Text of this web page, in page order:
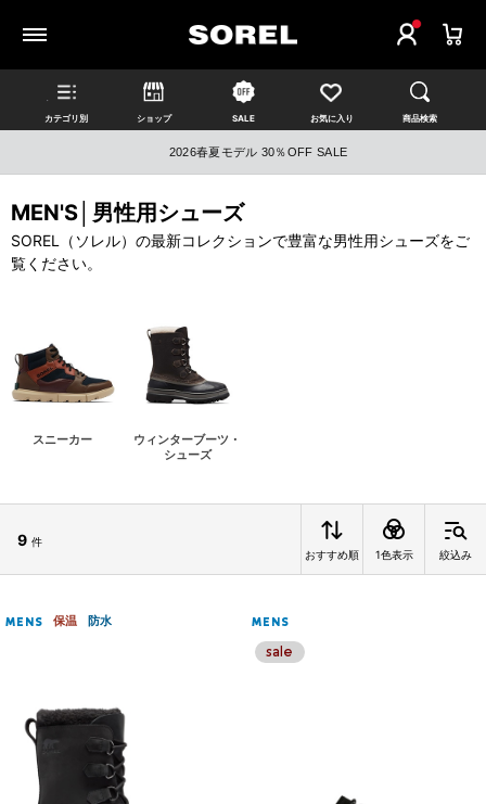
カテゴリ別 ショップ SALE お気に入り 商品検索
2026春夏モデル 30％OFF SALE
MEN'S│男性用シューズ
SOREL（ソレル）の最新コレクションで豊富な男性用シューズをご
覧ください。
スニーカー
ウィンターブーツ・
シューズ
9 件
おすすめ順
1色表示 絞込み
MENS 保温 防水 MENS